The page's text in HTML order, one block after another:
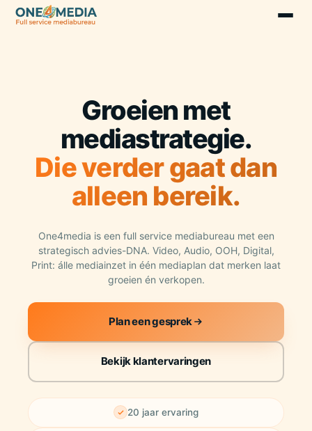
Groeien met
mediastrategie.
Die verder gaat dan
alleen bereik.
One4media is een full service mediabureau met een
strategisch advies-DNA. Video, Audio, OOH, Digital,
Print: álle mediainzet in één mediaplan dat merken laat
groeien én verkopen.
Plan een gesprek
Bekijk klantervaringen
20 jaar ervaring